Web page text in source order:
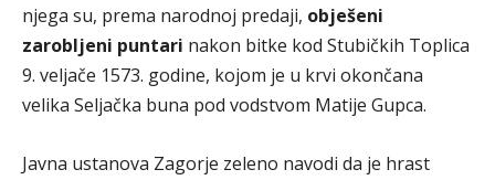
njega su, prema narodnoj predaji, obješeni
zarobljeni puntari nakon bitke kod Stubičkih Toplica
9. veljače 1573. godine, kojom je u krvi okončana
velika Seljačka buna pod vodstvom Matije Gupca.
Javna ustanova Zagorje zeleno navodi da je hrast